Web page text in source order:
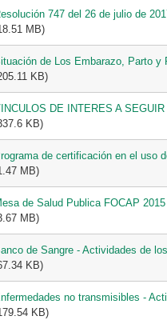
747 del 26 de julio de
MB)
de Los Embarazo, Parto y
KB)
DE INTERES A
KB)
de certificación en el uso
MB)
de Salud Publica FOCAP 2015
MB)
de Sangre - Actividades de
KB)
no transmisibles -
KB)